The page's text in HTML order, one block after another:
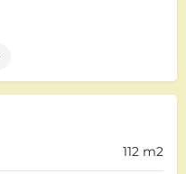
112 m2